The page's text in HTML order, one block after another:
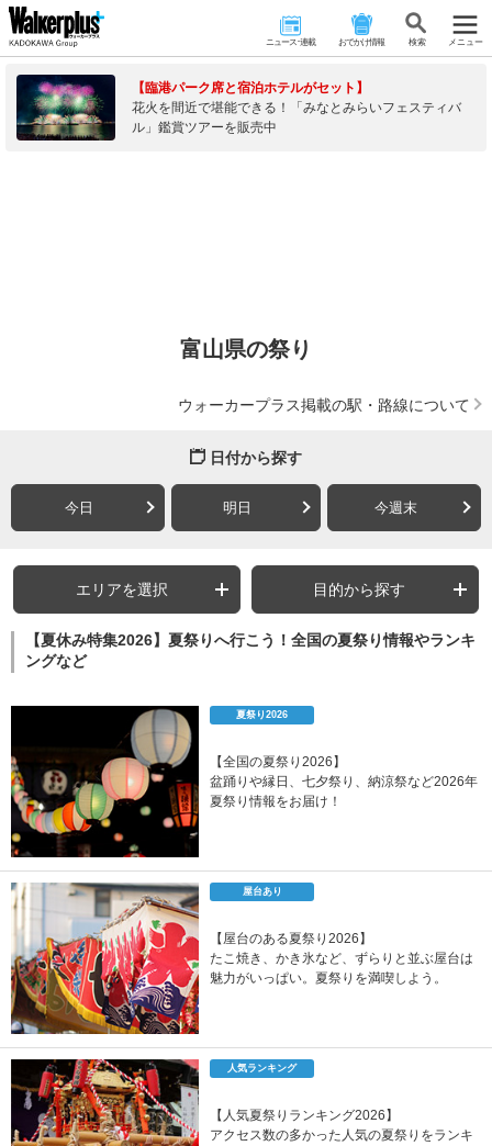
ニュース･連載 おでかけ情報 検 索 メニュー
【臨港パーク席と宿泊ホテルがセット】
花火を間近で堪能できる！「みなとみらいフェスティバ
ル」鑑賞ツアーを販売中
富山県の祭り
ウォーカープラス掲載の駅・路線について
日付から探す
今日 明日 今週末
エリアを選択 目的から探す
【夏休み特集2026】夏祭りへ行こう！全国の夏祭り情報やランキ
ングなど
夏祭り2026
【全国の夏祭り2026】
盆踊りや縁日、七夕祭り、納涼祭など2026年
夏祭り情報をお届け！
屋台あり
【屋台のある夏祭り2026】
たこ焼き、かき氷など、ずらりと並ぶ屋台は
魅力がいっぱい。夏祭りを満喫しよう。
人気ランキング
【人気夏祭りランキング2026】
アクセス数の多かった人気の夏祭りをランキ